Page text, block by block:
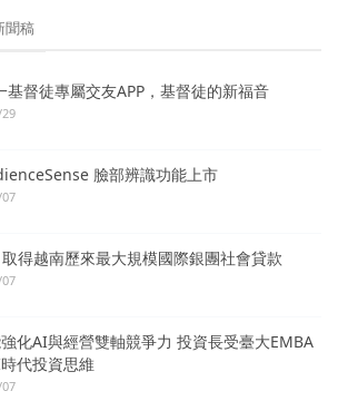
聞稿
基督徒專屬交友APP，基督徒的新福音
臉部辨識功能上市
得越南歷來最大規模國際銀團社會貸款
化AI與經營雙軸競爭力 投資長受臺大EMBA
代投資思維